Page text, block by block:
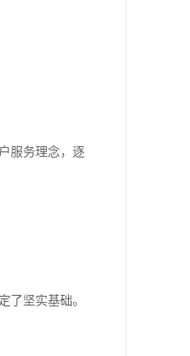
服务理念，逐
了坚实基础。